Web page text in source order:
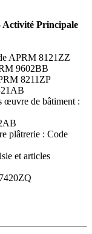
Principale
APRM 8121ZZ
9602BB
8211ZP
œuvre de bâtiment :
plâtrerie : Code
et articles